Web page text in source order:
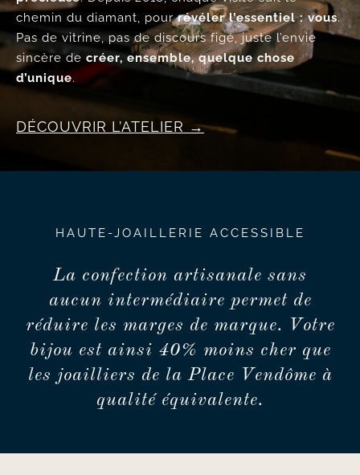
chemin du diamant, pourrévéler l’essentiel : vous.
Pas de vitrine, pas de discours figé, juste l’envie
sincère de créer, ensemble, quelque chose
d’unique.
DÉCOUVRIR L’ATELIER
HAUTE-JOAILLERIE ACCESSIBLE
La confection artisanale sans
aucun intermédiaire permet de
réduire les marges de marque. Votre
bijou est ainsi 40% moins cher que
les joailliers de la Place Vendôme à
qualité équivalente.